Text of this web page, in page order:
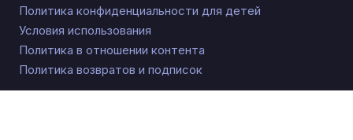
Политика конфиденциальности для детей
Условия использования
Политика в отношении контента
Политика возвратов и подписок